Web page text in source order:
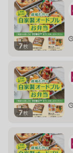
7枚
7枚